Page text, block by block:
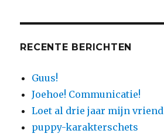
RECENTE BERICHTEN
Guus!
Joehoe! Communicatie!
Loet al drie jaar mijn vriend
puppy-karakterschets